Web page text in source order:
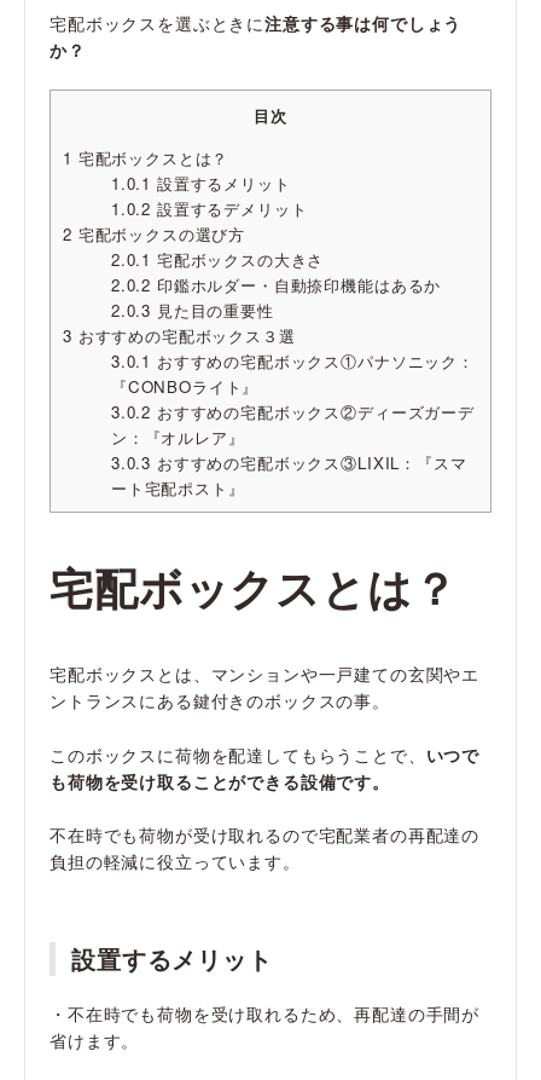
宅配ボックスを選ぶときに注意する事は何でしょう
か？
目次
1 宅配ボックスとは？
1.0.1 設置するメリット
1.0.2 設置するデメリット
2 宅配ボックスの選び方
2.0.1 宅配ボックスの大きさ
2.0.2 印鑑ホルダー・自動捺印機能はあるか
2.0.3 見た目の重要性
3 おすすめの宅配ボックス３選
3.0.1 おすすめの宅配ボックス①パナソニック：
『CONBOライト』
3.0.2 おすすめの宅配ボックス②ディーズガーデ
ン：『オルレア』
3.0.3 おすすめの宅配ボックス③LIXIL：『スマ
ート宅配ポスト』
宅配ボックスとは？
宅配ボックスとは、マンションや一戸建ての玄関やエ
ントランスにある鍵付きのボックスの事。
このボックスに荷物を配達してもらうことで、 いつで
も荷物を受け取ることができる設備です。
不在時でも荷物が受け取れるので宅配業者の再配達の
負担の軽減に役立っています。
設置するメリット
・不在時でも荷物を受け取れるため、再配達の手間が
省けます。